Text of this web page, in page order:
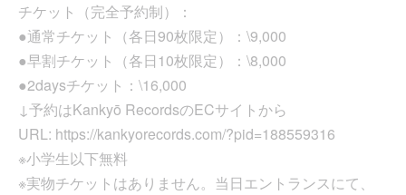
チケット（完全予約制）：
●通常チケット（各日90枚限定）：\9,000
●早割チケット（各日10枚限定）：\8,000
●2daysチケット：\16,000
↓予約はKankyō RecordsのECサイトから
URL: https://kankyorecords.com/?pid=188559316
※小学生以下無料
※実物チケットはありません。当日エントランスにて、